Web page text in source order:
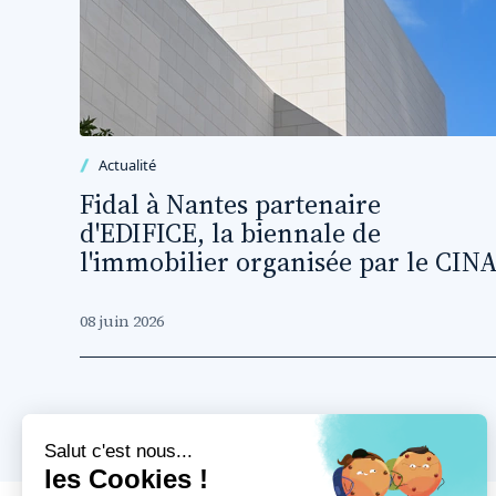
Actualité
Fidal à Nantes partenaire
d'EDIFICE, la biennale de
l'immobilier organisée par le
08 juin 2026